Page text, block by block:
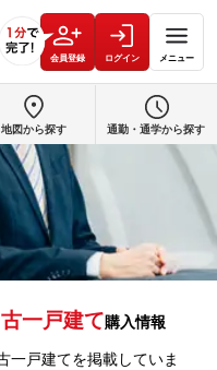
会員登録 ログイン メニュー
一戸建て購入情報
一戸建てを掲載していま
地図から探す 通勤・通学から探す